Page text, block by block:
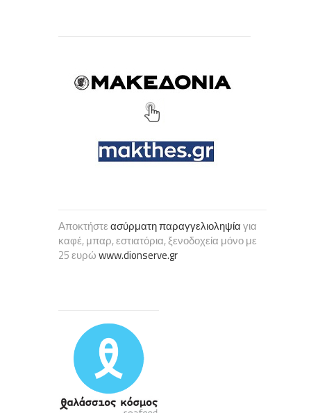
Αποκτήστεασύρματη παραγγελιοληψίαγια
καφέ, μπαρ, εστιατόρια, ξενοδοχεία μόνο με
25 ευρώwww.dionserve.gr